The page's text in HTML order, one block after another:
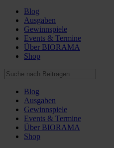
Blog
Ausgaben
Gewinnspiele
Events & Termine
Über BIORAMA
Shop
Blog
Ausgaben
Gewinnspiele
Events & Termine
Über BIORAMA
Shop